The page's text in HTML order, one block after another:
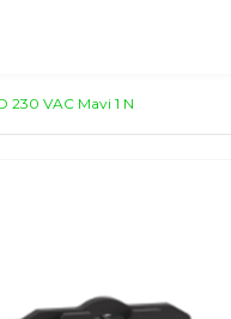
230 VAC Mavi 1 N